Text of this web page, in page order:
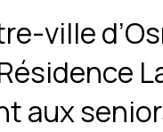
ville
aux